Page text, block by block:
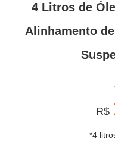
4 Litros de
Alinhamento
R$
*4